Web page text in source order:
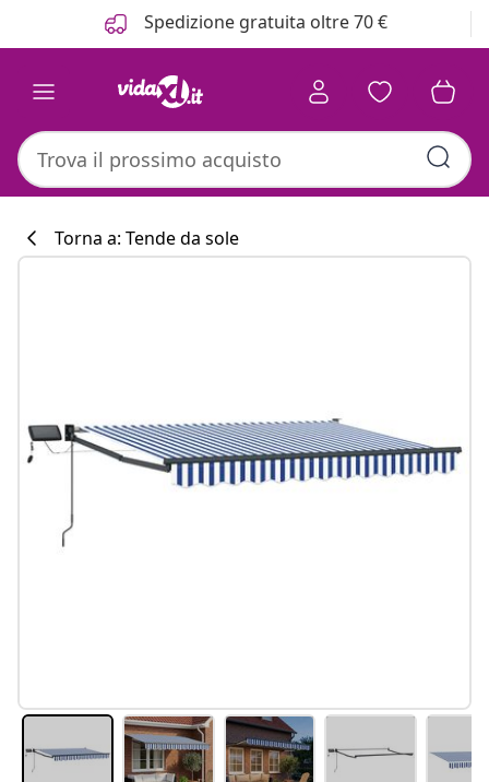
Spedizione gratuita oltre 70 €
Torna a: Tende da sole